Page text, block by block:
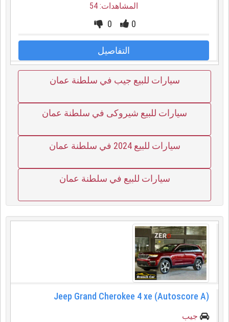
المشاهدات: 54
0
0
التفاصيل
سيارات للبيع جيب في سلطنة عمان
سيارات للبيع شيروكى في سلطنة عمان
سيارات للبيع 2024 في سلطنة عمان
سيارات للبيع في سلطنة عمان
Jeep Grand Cherokee 4 xe (Autoscore A)
جيب